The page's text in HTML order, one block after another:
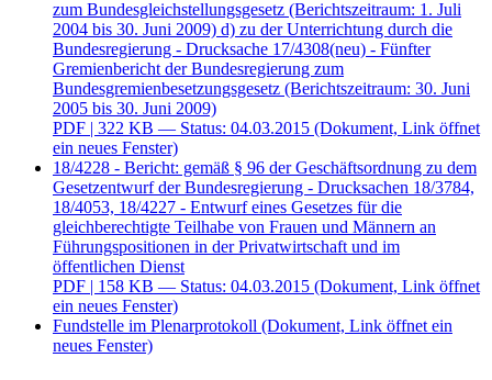
zum Bundesgleichstellungsgesetz (Berichtszeitraum: 1. Juli
2004 bis 30. Juni 2009) d) zu der Unterrichtung durch die
Bundesregierung - Drucksache 17/4308(neu) - Fünfter
Gremienbericht der Bundesregierung zum
Bundesgremienbesetzungsgesetz (Berichtszeitraum: 30. Juni
2005 bis 30. Juni 2009)
PDF | 322 KB — Status: 04.03.2015 (Dokument, Link öffnet
ein neues Fenster)
18/4228 - Bericht: gemäß § 96 der Geschäftsordnung zu dem
Gesetzentwurf der Bundesregierung - Drucksachen 18/3784,
18/4053, 18/4227 - Entwurf eines Gesetzes für die
gleichberechtigte Teilhabe von Frauen und Männern an
Führungspositionen in der Privatwirtschaft und im
öffentlichen Dienst
PDF | 158 KB — Status: 04.03.2015 (Dokument, Link öffnet
ein neues Fenster)
Fundstelle im Plenarprotokoll (Dokument, Link öffnet ein
neues Fenster)